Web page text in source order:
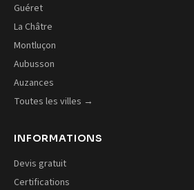
Guéret
La Châtre
Montluçon
Aubusson
Auzances
Toutes les villes →
INFORMATIONS
Devis gratuit
Certifications